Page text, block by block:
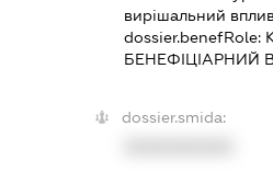
вирішальний
dossier.benefRole:
БЕНЕФІЦІАРНИЙ
dossier.smida: